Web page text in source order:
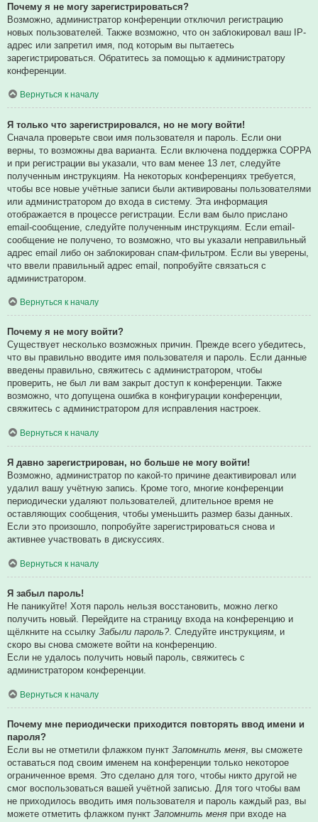
Почему я не могу зарегистрироваться?
Возможно, администратор конференции отключил регистрацию
новых пользователей. Также возможно, что он заблокировал ваш IP-
адрес или запретил имя, под которым вы пытаетесь
зарегистрироваться. Обратитесь за помощью к администратору
конференции.
Вернуться к началу
Я только что зарегистрировался, но не могу войти!
Сначала проверьте свои имя пользователя и пароль. Если они
верны, то возможны два варианта. Если включена поддержка COPPA
и при регистрации вы указали, что вам менее 13 лет, следуйте
полученным инструкциям. На некоторых конференциях требуется,
чтобы все новые учётные записи были активированы пользователями
или администратором до входа в систему. Эта информация
отображается в процессе регистрации. Если вам было прислано
email-сообщение, следуйте полученным инструкциям. Если email-
сообщение не получено, то возможно, что вы указали неправильный
адрес email либо он заблокирован спам-фильтром. Если вы уверены,
что ввели правильный адрес email, попробуйте связаться с
администратором.
Вернуться к началу
Почему я не могу войти?
Существует несколько возможных причин. Прежде всего убедитесь,
что вы правильно вводите имя пользователя и пароль. Если данные
введены правильно, свяжитесь с администратором, чтобы
проверить, не был ли вам закрыт доступ к конференции. Также
возможно, что допущена ошибка в конфигурации конференции,
свяжитесь с администратором для исправления настроек.
Вернуться к началу
Я давно зарегистрирован, но больше не могу войти!
Возможно, администратор по какой-то причине деактивировал или
удалил вашу учётную запись. Кроме того, многие конференции
периодически удаляют пользователей, длительное время не
оставляющих сообщения, чтобы уменьшить размер базы данных.
Если это произошло, попробуйте зарегистрироваться снова и
активнее участвовать в дискуссиях.
Вернуться к началу
Я забыл пароль!
Не паникуйте! Хотя пароль нельзя восстановить, можно легко
получить новый. Перейдите на страницу входа на конференцию и
щёлкните на ссылку Забыли пароль?. Следуйте инструкциям, и
скоро вы снова сможете войти на конференцию.
Если не удалось получить новый пароль, свяжитесь с
администратором конференции.
Вернуться к началу
Почему мне периодически приходится повторять ввод имени и
пароля?
Если вы не отметили флажком пункт Запомнить меня , вы сможете
оставаться под своим именем на конференции только некоторое
ограниченное время. Это сделано для того, чтобы никто другой не
смог воспользоваться вашей учётной записью. Для того чтобы вам
не приходилось вводить имя пользователя и пароль каждый раз, вы
можете отметить флажком пункт Запомнить меня при входе на